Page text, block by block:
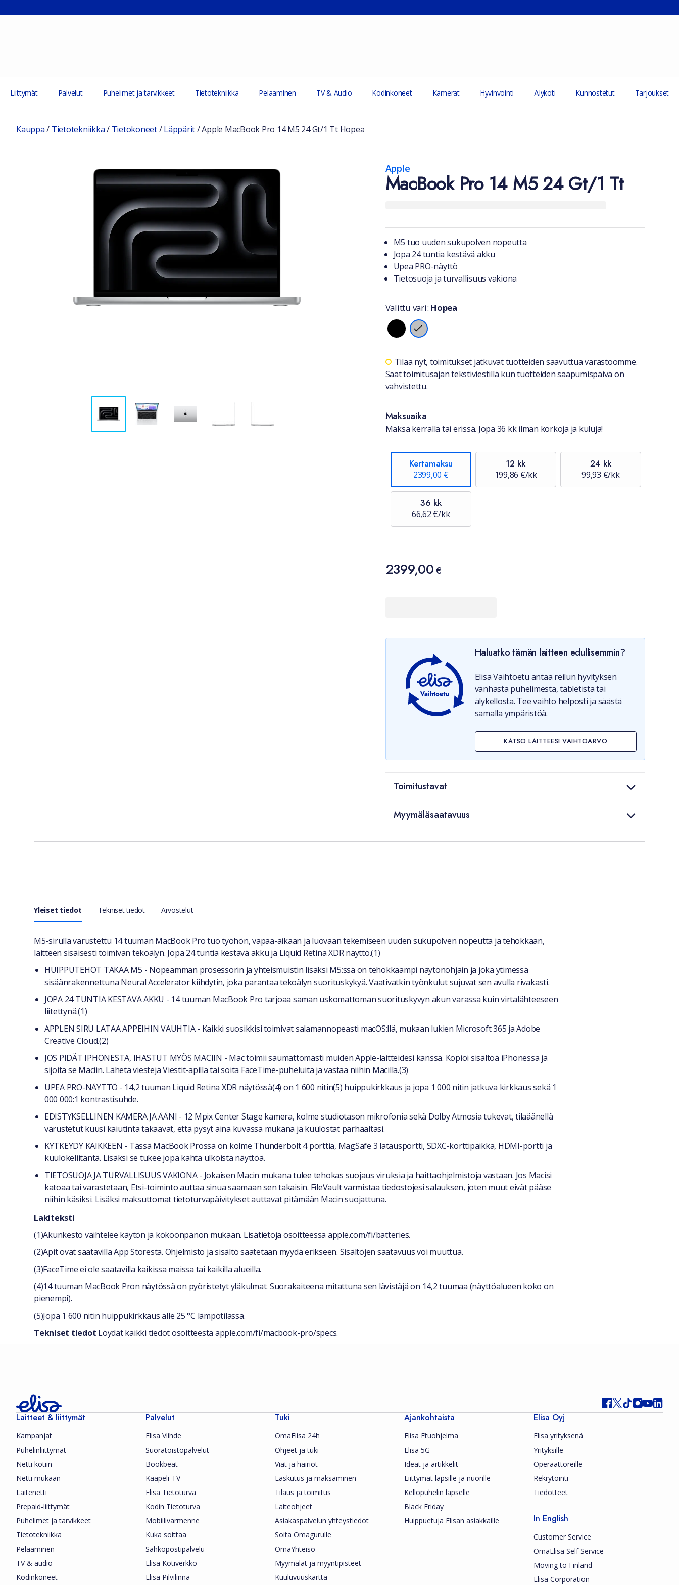
Liittymät Palvelut Puhelimet ja tarvikkeet Tietotekniikka Pelaaminen TV & Audio Kodinkoneet Kamerat Hyvinvointi Älykoti Kunnostetut Tarjoukset
Kauppa/ Tietotekniikka/ Tietokoneet/Läppärit/Apple MacBook Pro 14 M5 24 Gt/1 Tt Hopea
Apple
MacBook Pro 14 M5 24 Gt/1 Tt
Tuotteesta lyhyesti
M5 tuo uuden suku­polven nopeutta
Jopa 24 tuntia kestävä akku
Upea PRO-näyttö
Tietosuoja ja turvallisuus vakiona
Valitse väri
Valittu väri: Hopea
Saatavuustiedot
Tilaa nyt, toimitukset jatkuvat tuotteiden saavuttua varastoomme.
Saat toimitusajan tekstiviestillä kun tuotteiden saapumispäivä on
vahvistettu.
Maksuaika
Maksa kerralla tai erissä. Jopa 36 kk ilman korkoja ja kuluja!
Kertamaksu
2399,00 €
12 kk
199,86 €/kk
24 kk
99,93 €/kk
36 kk
66,62 €/kk
Hinta
2399,00 €
2399,00€
Haluatko tämän laitteen edullisemmin?
Elisa Vaihtoetu antaa reilun hyvityksen
vanhasta puhelimesta, tabletista tai
älykellosta. Tee vaihto helposti ja säästä
samalla ympäristöä.
KATSO LAITTEESI VAIHTOARVO
Toimitustavat
Myymäläsaatavuus
Yleiset tiedot Tekniset tiedot Arvostelut
Yleiset tiedot
M5-sirulla varustettu 14 tuuman MacBook Pro tuo työhön, vapaa-aikaan ja luovaan tekemiseen uuden sukupolven nopeutta ja tehokkaan,
laitteen sisäisesti toimivan tekoälyn. Jopa 24 tuntia kestävä akku ja Liquid Retina XDR näyttö.(1)
HUIPPUTEHOT TAKAA M5 - Nopeamman prosessorin ja yhteismuistin lisäksi M5:ssä on tehokkaampi näytönohjain ja joka ytimessä
sisäänrakennettuna Neural Accelerator kiihdytin, joka parantaa tekoälyn suorituskykyä. Vaativatkin työnkulut sujuvat sen avulla rivakasti.
JOPA 24 TUNTIA KESTÄVÄ AKKU - 14 tuuman MacBook Pro tarjoaa saman uskomattoman suorituskyvyn akun varassa kuin virtalähteeseen
liitettynä.(1)
APPLEN SIRU LATAA APPEIHIN VAUHTIA - Kaikki suosikkisi toimivat salamannopeasti macOS:llä, mukaan lukien Microsoft 365 ja Adobe
Creative Cloud.(2)
JOS PIDÄT IPHONESTA, IHASTUT MYÖS MACIIN - Mac toimii saumattomasti muiden Apple-laitteidesi kanssa. Kopioi sisältöä iPhonessa ja
sijoita se Maciin. Lähetä viestejä Viestit-apilla tai soita FaceTime-puheluita ja vastaa niihin Macilla.(3)
UPEA PRO-NÄYTTÖ - 14,2 tuuman Liquid Retina XDR näytössä(4) on 1 600 nitin(5) huippukirkkaus ja jopa 1 000 nitin jatkuva kirkkaus sekä 1
000 000:1 kontrastisuhde.
EDISTYKSELLINEN KAMERA JA ÄÄNI - 12 Mpix Center Stage kamera, kolme studiotason mikrofonia sekä Dolby Atmosia tukevat, tilaäänellä
varustetut kuusi kaiutinta takaavat, että pysyt aina kuvassa mukana ja kuulostat parhaaltasi.
KYTKEYDY KAIKKEEN - Tässä MacBook Prossa on kolme Thunderbolt 4 porttia, MagSafe 3 latausportti, SDXC-korttipaikka, HDMI-portti ja
kuulokeliitäntä. Lisäksi se tukee jopa kahta ulkoista näyttöä.
TIETOSUOJA JA TURVALLISUUS VAKIONA - Jokaisen Macin mukana tulee tehokas suojaus viruksia ja haittaohjelmistoja vastaan. Jos Macisi
katoaa tai varastetaan, Etsi-toiminto auttaa sinua saamaan sen takaisin. FileVault varmistaa tiedostojesi salauksen, joten muut eivät pääse
niihin käsiksi. Lisäksi maksuttomat tietoturvapäivitykset auttavat pitämään Macin suojattuna.
Lakiteksti
(1)Akunkesto vaihtelee käytön ja kokoonpanon mukaan. Lisätietoja osoitteessa apple.com/fi/batteries.
(2)Apit ovat saatavilla App Storesta. Ohjelmisto ja sisältö saatetaan myydä erikseen. Sisältöjen saatavuus voi muuttua.
(3)FaceTime ei ole saatavilla kaikissa maissa tai kaikilla alueilla.
(4)14 tuuman MacBook Pron näytössä on pyöristetyt yläkulmat. Suorakaiteena mitattuna sen lävistäjä on 14,2 tuumaa (näyttöalueen koko on
pienempi).
(5)Jopa 1 600 nitin huippukirkkaus alle 25 °C lämpötilassa.
Tekniset tiedot Löydät kaikki tiedot osoitteesta apple.com/fi/macbook-pro/specs.
Laitteet & liittymät
Kampanjat
Puhelinliittymät
Netti kotiin
Netti mukaan
Laitenetti
Prepaid-liittymät
Puhelimet ja tarvikkeet
Tietotekniikka
Pelaaminen
TV & audio
Kodinkoneet
Palvelut
Elisa Viihde
Suoratoistopalvelut
Bookbeat
Kaapeli-TV
Elisa Tietoturva
Kodin Tietoturva
Mobiilivarmenne
Kuka soittaa
Sähköpostipalvelu
Elisa Kotiverkko
Elisa Pilvilinna
Tuki
OmaElisa 24h
Ohjeet ja tuki
Viat ja häiriöt
Laskutus ja maksaminen
Tilaus ja toimitus
Laiteohjeet
Asiakaspalvelun yhteystiedot
Soita Omagurulle
OmaYhteisö
Myymälät ja myyntipisteet
Kuuluvuuskartta
Ajankohtaista
Elisa Etuohjelma
Elisa 5G
Ideat ja artikkelit
Liittymät lapsille ja nuorille
Kellopuhelin lapselle
Black Friday
Huippuetuja Elisan asiakkaille
Elisa Oyj
Elisa yrityksenä
Yrityksille
Operaattoreille
Rekrytointi
Tiedotteet
In English
Customer Service
OmaElisa Self Service
Moving to Finland
Elisa Corporation